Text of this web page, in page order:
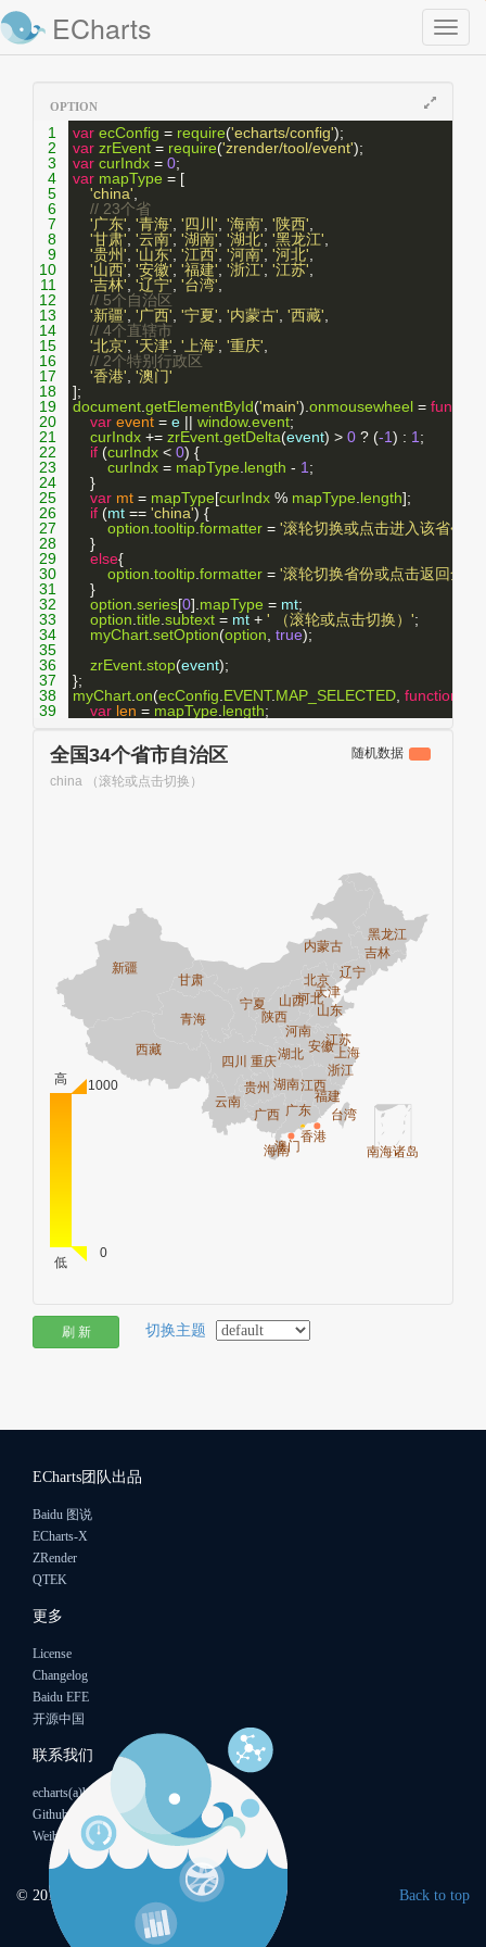
Toggle
ECharts
OPTION
1 var ecConfig = require('echarts/config');
2
var zrEvent = require('zrender/tool/event');
3
var curIndx = 0;
4
var mapType = [
5
'china'
6
// 23个省
7
'广东' '青海' '四川' '海南' '陕西'
8
'甘肃' '云南' '湖南' '湖北' '黑龙江'
9
'贵州' '山东' '江西' '河南' '河北'
10
'山西' '安徽' '福建' '浙江' '江苏'
11
'吉林' '辽宁' '台湾'
12
// 5个自治区
13
'新疆' '广西' '宁夏' '内蒙古' '西藏'
14
// 4个直辖市
15
'北京' '天津' '上海' '重庆'
16
// 2个特别行政区
17
'香港' '澳门'
18
];
19
document getElementById('main'). onmousewheel = function
20
var event = e || window.event;
21
curIndx += zrEvent getDelta(event) > 0 ? (-1) : 1 ;
22
if (curIndx < 0) {
23
curIndx = mapType length - 1 ;
24
    }
25
var mt = mapType[curIndx % mapType length];
26
if (mt == 'china') {
27
option tooltip formatter = '滚轮切换或点击进入该省<br/
28
    }
29
else{
30
option tooltip formatter = '滚轮切换省份或点击返回全国
31
    }
32
option series[0]. mapType = mt;
33
option title subtext = mt + ' （滚轮或点击切换）';
34
myChart setOption(option true);
35
36
zrEvent stop(event);
37
};
38
myChart on(ecConfig EVENT.MAP_SELECTED function
39
var len = mapType length;
mt == 'china'
) {
42
// 全国选择时指定到选中的省份
var selected
44
for (var i in selected
刷 新 切换主题
ECharts团队出品
Baidu 图说
ECharts-X
ZRender
QTEK
更多
License
Changelog
Baidu EFE
开源中国
联系我们
echarts(a)baidu.com
Github
Weibo
Back to top
© 2015